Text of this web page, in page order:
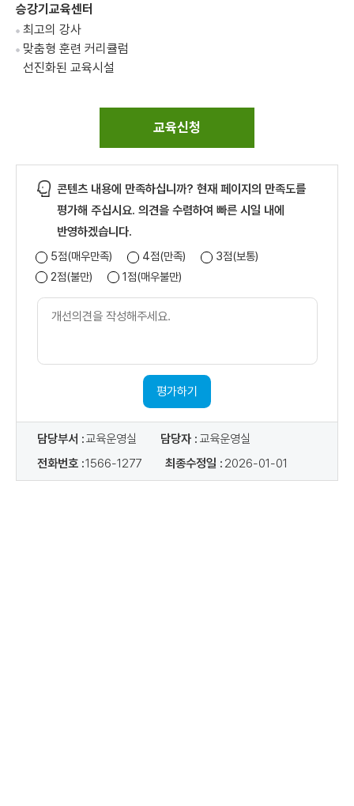
승강기교육센터
최고의 강사
맞춤형 훈련 커리큘럼
선진화된 교육시설
교육신청
콘텐츠 내용에 만족하십니까? 현재 페이지의 만족도를
평가해 주십시요. 의견을 수렴하여 빠른 시일 내에
반영하겠습니다.
5점(매우만족) 4점(만족)
3점(보통)
2점(불만)
1점(매우불만)
개
평가하기
담당부서 :교육운영실 담당자 : 교육운영실
전화번호 :1566-1277 최종수정일 : 2026-01-01